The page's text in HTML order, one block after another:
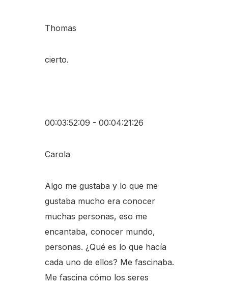
Thomas
cierto.
00:03:52:09 - 00:04:21:26
Carola
Algo me gustaba y lo que me
gustaba mucho era conocer
muchas personas, eso me
encantaba, conocer mundo,
personas. ¿Qué es lo que hacía
cada uno de ellos? Me fascinaba.
Me fascina cómo los seres